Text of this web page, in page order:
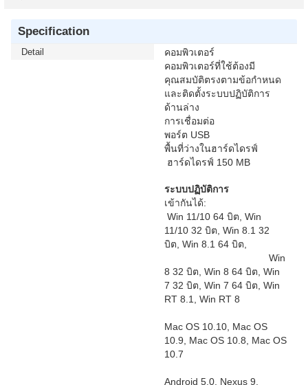
Specification
Detail
คอมพิวเตอร์
คอมพิวเตอร์ที่ใช้ต้องมี
คุณสมบัติตรงตามข้อกำหนด
และติดตั้งระบบปฏิบัติการ
ด้านล่าง
การเชื่อมต่อ
พอร์ต USB
พื้นที่ว่างในฮาร์ดไดรฟ์
ฮาร์ดไดรฟ์ 150 MB
ระบบปฏิบัติการ
เข้ากันได้:
Win 11/10 64 บิต, Win
11/10 32 บิต, Win 8.1 32
บิต, Win 8.1 64 บิต,
Win
8 32 บิต, Win 8 64 บิต, Win
7 32 บิต, Win 7 64 บิต, Win
RT 8.1, Win RT 8
Mac OS 10.10, Mac OS
10.9, Mac OS 10.8, Mac OS
10.7
Android 5.0, Nexus 9,